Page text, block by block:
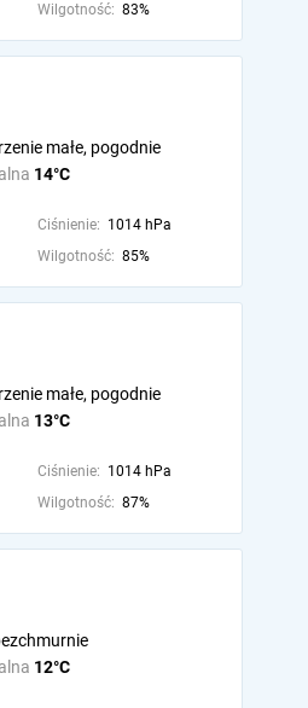
Wilgotność: 83%
14°C
małe, pogodnie
Ciśnienie: 1014 hPa
Wilgotność: 85%
13°C
małe, pogodnie
Ciśnienie: 1014 hPa
Wilgotność: 87%
12°C